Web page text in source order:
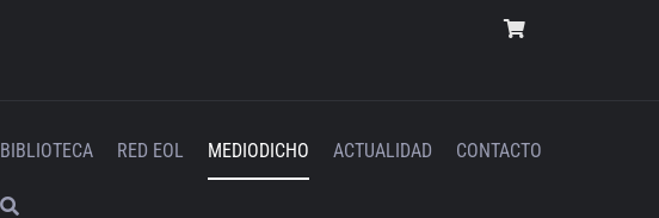
BIBLIOTECA RED EOL MEDIODICHO ACTUALIDAD CONTACTO